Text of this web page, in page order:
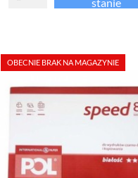
OBECNIE BRAK NA MAGAZYNIE